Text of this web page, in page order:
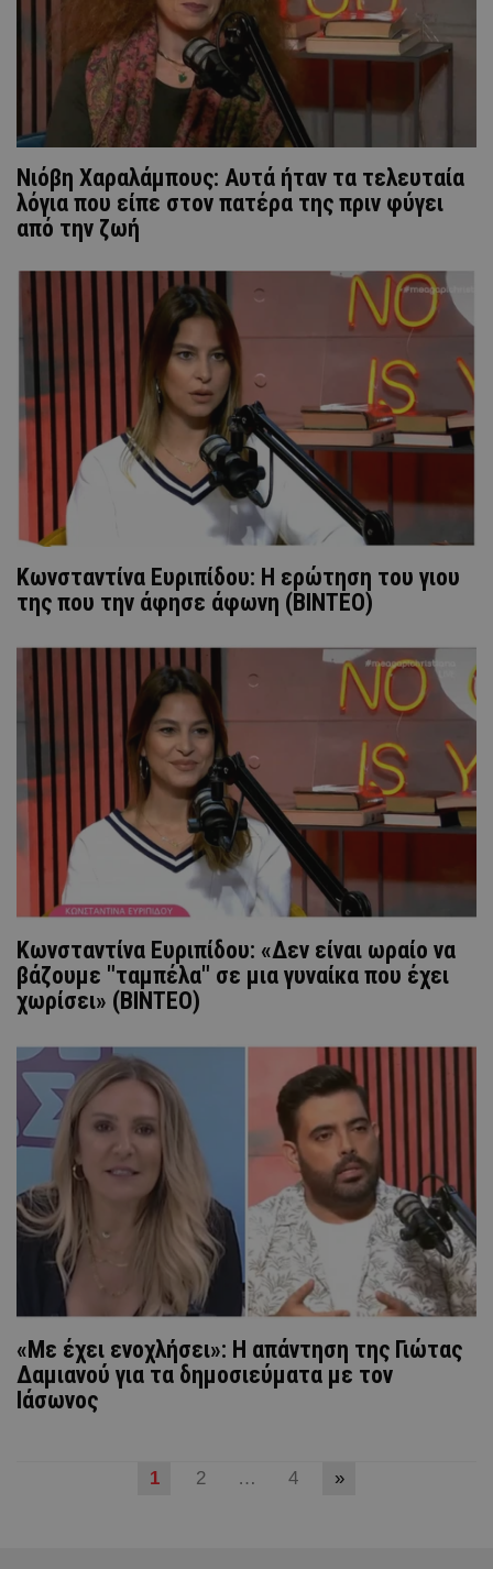
Νιόβη Χαραλάμπους: Αυτά ήταν τα τελευταία
λόγια που είπε στον πατέρα της πριν φύγει
από την ζωή
Κωνσταντίνα Ευριπίδου: Η ερώτηση του γιου
της που την άφησε άφωνη (ΒΙΝΤΕΟ)
Κωνσταντίνα Ευριπίδου: «Δεν είναι ωραίο να
βάζουμε "ταμπέλα" σε μια γυναίκα που έχει
χωρίσει» (ΒΙΝΤΕΟ)
«Με έχει ενοχλήσει»: Η απάντηση της Γιώτας
Δαμιανού για τα δημοσιεύματα με τον
Ιάσωνος
1 2 … 4 »